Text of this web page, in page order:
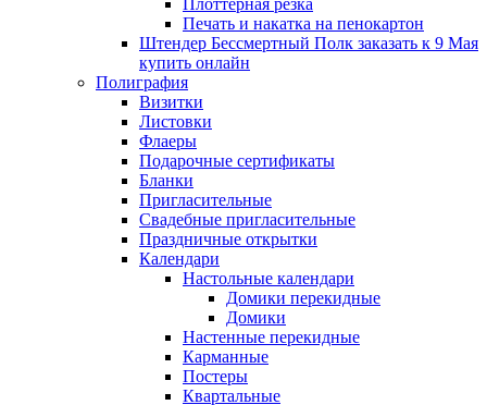
Печать и накатка на пенокартон
Штендер Бессмертный Полк заказать к 9 Мая
купить онлайн
Полиграфия
Визитки
Листовки
Флаеры
Подарочные сертификаты
Бланки
Пригласительные
Свадебные пригласительные
Праздничные открытки
Календари
Настольные календари
Домики перекидные
Домики
Настенные перекидные
Карманные
Постеры
Квартальные